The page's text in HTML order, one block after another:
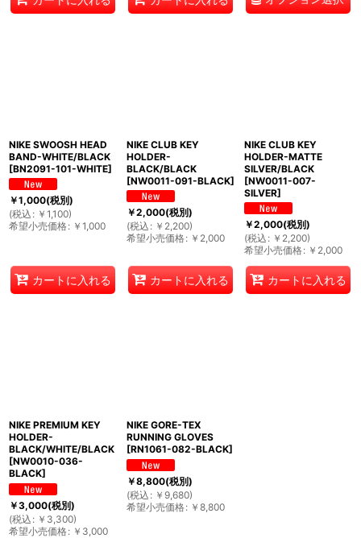
NIKE SWOOSH HEAD
BAND-WHITE/BLACK
[BN2091-101-WHITE]
￥1,000(税別)
(税込 : ￥ 1,100)
希望小売価格: ￥ 1,000
カートに入れる
NIKE CLUB KEY
HOLDER-
BLACK/BLACK
[NW0011-091-BLACK]
￥2,000(税別)
(税込 : ￥ 2,200)
希望小売価格: ￥ 2,000
カートに入れる
NIKE CLUB KEY
HOLDER-MATTE
SILVER/BLACK
[NW0011-007-
SILVER]
￥2,000(税別)
(税込 : ￥ 2,200)
希望小売価格: ￥ 2,000
カートに入れる
NIKE PREMIUM KEY
HOLDER-
BLACK/WHITE/BLACK
[NW0010-036-
BLACK]
￥3,000(税別)
(税込 : ￥ 3,300)
希望小売価格: ￥ 3,000
NIKE GORE-TEX
RUNNING GLOVES
[RN1061-082-BLACK]
￥8,800(税別)
(税込 : ￥ 9,680)
希望小売価格: ￥ 8,800